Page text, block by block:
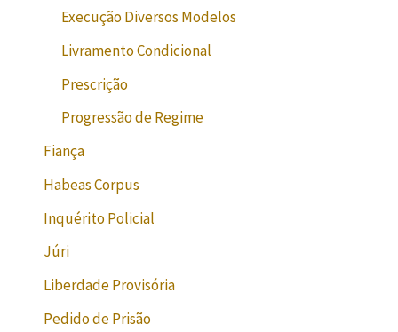
Execução Diversos Modelos
Livramento Condicional
Prescrição
Progressão de Regime
Fiança
Habeas Corpus
Inquérito Policial
Júri
Liberdade Provisória
Pedido de Prisão